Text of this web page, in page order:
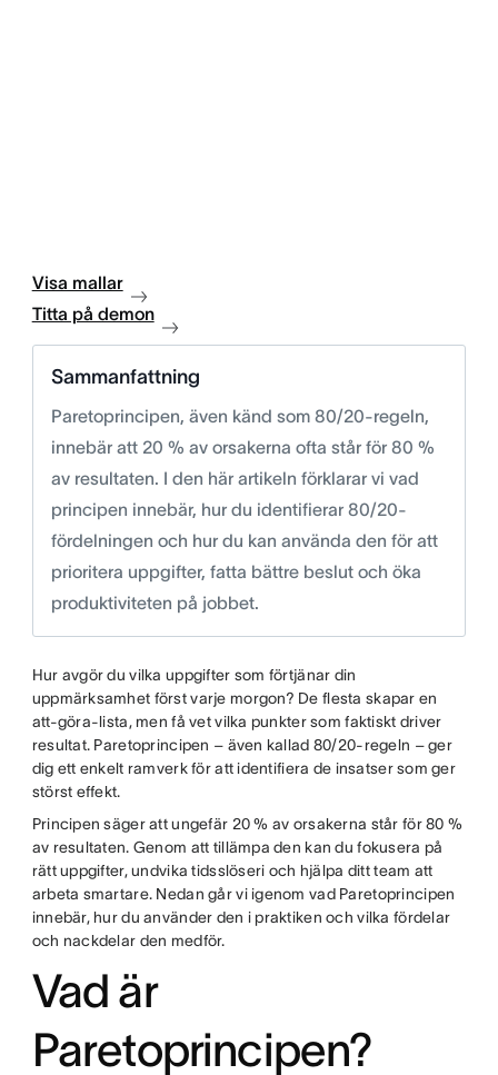
Visa mallar
Titta på demon
Sammanfattning
Paretoprincipen, även känd som 80/20-regeln,
innebär att 20 % av orsakerna ofta står för 80 %
av resultaten. I den här artikeln förklarar vi vad
principen innebär, hur du identifierar 80/20-
fördelningen och hur du kan använda den för att
prioritera uppgifter, fatta bättre beslut och öka
produktiviteten på jobbet.
Hur avgör du vilka uppgifter som förtjänar din
uppmärksamhet först varje morgon? De flesta skapar en
att-göra-lista, men få vet vilka punkter som faktiskt driver
resultat. Paretoprincipen – även kallad 80/20-regeln – ger
dig ett enkelt ramverk för att identifiera de insatser som ger
störst effekt.
Principen säger att ungefär 20 % av orsakerna står för 80 %
av resultaten. Genom att tillämpa den kan du fokusera på
rätt uppgifter, undvika tidsslöseri och hjälpa ditt team att
arbeta smartare. Nedan går vi igenom vad Paretoprincipen
innebär, hur du använder den i praktiken och vilka fördelar
och nackdelar den medför.
Vad är
Paretoprincipen?